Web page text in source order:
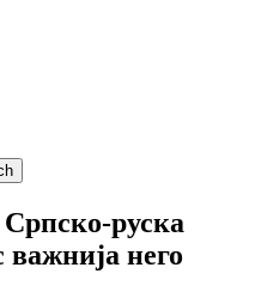
руска
важнија него